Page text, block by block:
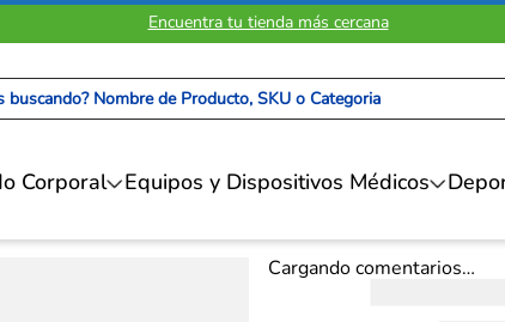
Encuentra tu tienda más cercana
Nombre de Producto, SKU o Categoria
Corporal Equipos y Dispositivos Médicos
Cargando comentarios…